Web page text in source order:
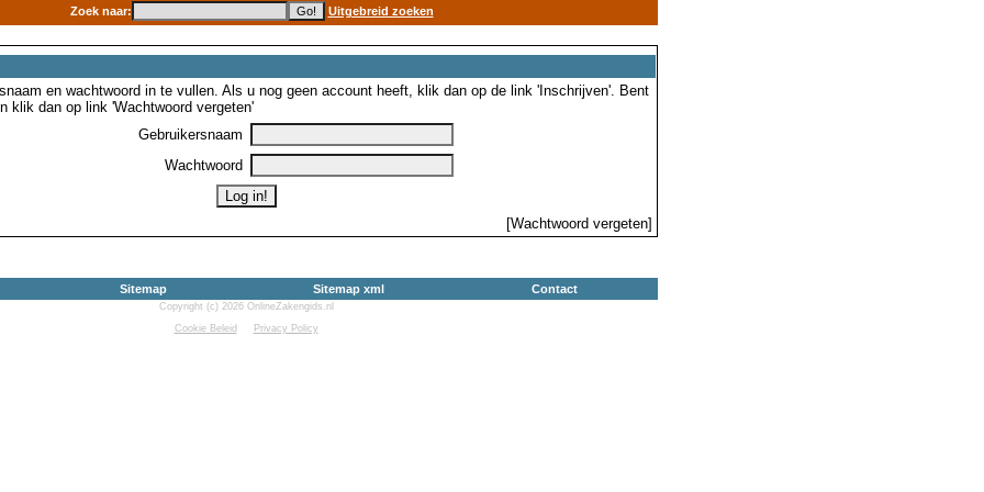
Zoek naar:
Uitgebreid zoeken
en wachtwoord in te vullen. Als u nog geen account heeft, klik dan op de link 'Inschrijven'. Bent
klik dan op link 'Wachtwoord vergeten'
Gebruikersnaam
Wachtwoord
[Wachtwoord vergeten]
Sitemap Sitemap xml Contact
Copyright (c) 2026 OnlineZakengids.nl
Cookie Beleid
Privacy Policy